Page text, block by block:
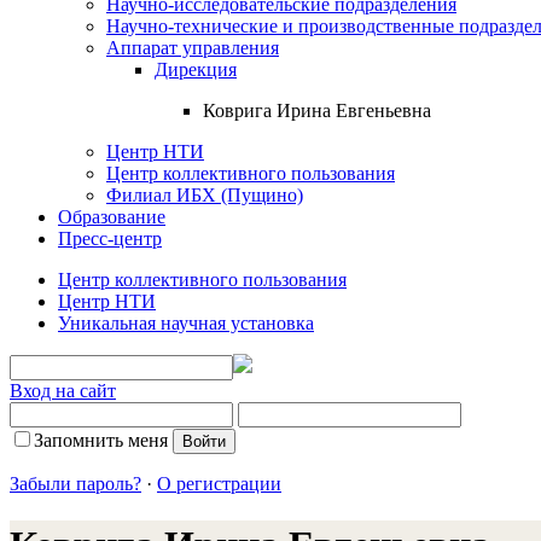
Научно-технические и производственные
Аппарат управления
Дирекция
Коврига Ирина Евгеньевна
Центр НТИ
Центр коллективного пользования
Филиал ИБХ (Пущино)
Образование
Пресс-центр
Центр коллективного пользования
Центр НТИ
Уникальная научная установка
Вход на сайт
Запомнить меня
Забыли пароль? · О регистрации